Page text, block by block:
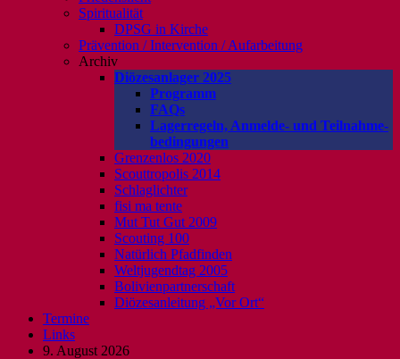
Spiritualität
DPSG in Kirche
Prävention / Intervention / Aufarbeitung
Archiv
Diözesanlager 2025
Programm
FAQs
Lagerregeln, Anmelde- und Teilnahme-
bedingungen
Grenzenlos 2020
Scouttropolis 2014
Schlaglichter
fisi ma tente
Mut Tut Gut 2009
Scouting 100
Natürlich Pfadfinden
Weltjugendtag 2005
Bolivienpartnerschaft
Diözesanleitung „Vor Ort“
Termine
Links
9. August 2026